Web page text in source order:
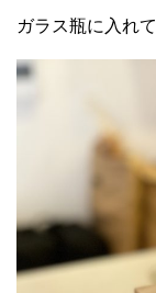
ガラス瓶に入れて